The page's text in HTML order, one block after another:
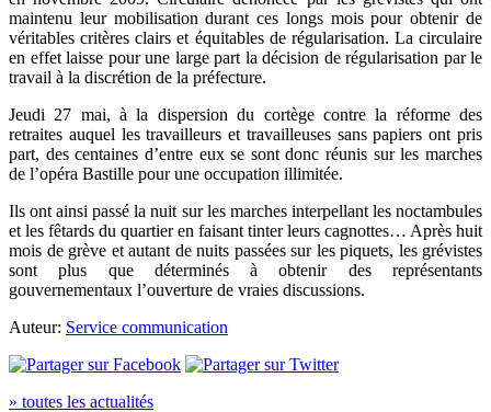
maintenu leur mobilisation durant ces longs mois pour obtenir de
véritables critères clairs et équitables de régularisation. La circulaire
en effet laisse pour une large part la décision de régularisation par le
travail à la discrétion de la préfecture.
Jeudi 27 mai, à la dispersion du cortège contre la réforme des
retraites auquel les travailleurs et travailleuses sans papiers ont pris
part, des centaines d’entre eux se sont donc réunis sur les marches
de l’opéra Bastille pour une occupation illimitée.
Ils ont ainsi passé la nuit sur les marches interpellant les noctambules
et les fêtards du quartier en faisant tinter leurs cagnottes… Après huit
mois de grève et autant de nuits passées sur les piquets, les grévistes
sont plus que déterminés à obtenir des représentants
gouvernementaux l’ouverture de vraies discussions.
Auteur: Service communication
» toutes les actualités